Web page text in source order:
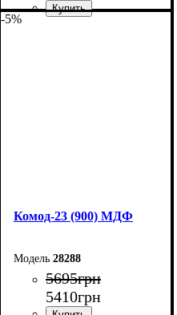
-5%
Комод-23 (900) МДФ
28288
5695грн
5410грн